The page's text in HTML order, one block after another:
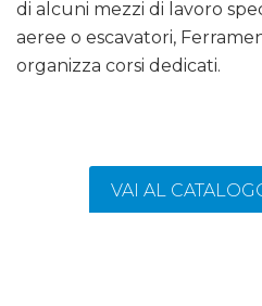
di alcuni mezzi di lavoro
aeree o escavatori,
organizza corsi dedicati.
VAI AL